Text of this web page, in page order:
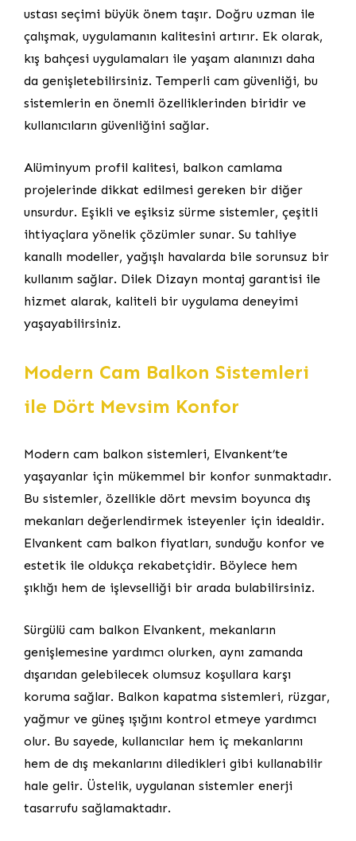
ustası seçimi büyük önem taşır. Doğru uzman ile
çalışmak, uygulamanın kalitesini artırır. Ek olarak,
kış bahçesi uygulamaları ile yaşam alanınızı daha
da genişletebilirsiniz. Temperli cam güvenliği, bu
sistemlerin en önemli özelliklerinden biridir ve
kullanıcıların güvenliğini sağlar.
Alüminyum profil kalitesi, balkon camlama
projelerinde dikkat edilmesi gereken bir diğer
unsurdur. Eşikli ve eşiksiz sürme sistemler, çeşitli
ihtiyaçlara yönelik çözümler sunar. Su tahliye
kanallı modeller, yağışlı havalarda bile sorunsuz bir
kullanım sağlar. Dilek Dizayn montaj garantisi ile
hizmet alarak, kaliteli bir uygulama deneyimi
yaşayabilirsiniz.
Modern Cam Balkon Sistemleri
ile Dört Mevsim Konfor
Modern cam balkon sistemleri, Elvankent’te
yaşayanlar için mükemmel bir konfor sunmaktadır.
Bu sistemler, özellikle dört mevsim boyunca dış
mekanları değerlendirmek isteyenler için idealdir.
Elvankent cam balkon fiyatları, sunduğu konfor ve
estetik ile oldukça rekabetçidir. Böylece hem
şıklığı hem de işlevselliği bir arada bulabilirsiniz.
Sürgülü cam balkon Elvankent, mekanların
genişlemesine yardımcı olurken, aynı zamanda
dışarıdan gelebilecek olumsuz koşullara karşı
koruma sağlar. Balkon kapatma sistemleri, rüzgar,
yağmur ve güneş ışığını kontrol etmeye yardımcı
olur. Bu sayede, kullanıcılar hem iç mekanlarını
hem de dış mekanlarını diledikleri gibi kullanabilir
hale gelir. Üstelik, uygulanan sistemler enerji
tasarrufu sağlamaktadır.